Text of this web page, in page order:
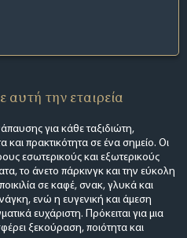
αυτή την εταιρεία
για κάθε ταξιδιώτη,
πρακτικότητα σε ένα σημείο. Οι
εσωτερικούς και εξωτερικούς
το άνετο πάρκινγκ και την εύκολη
σε καφέ, σνακ, γλυκά και
ενώ η ευγενική και άμεση
ευχάριστη. Πρόκειται για μια
ξεκούραση, ποιότητα και